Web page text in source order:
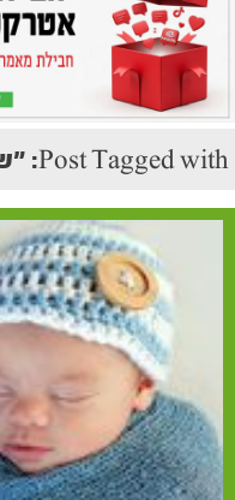
Post Tagged with: "שמות"